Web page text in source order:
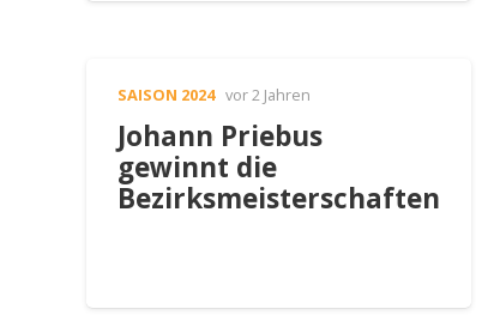
SAISON 2024 vor 2 Jahren
Johann Priebus
gewinnt die
Bezirksmeisterschaften